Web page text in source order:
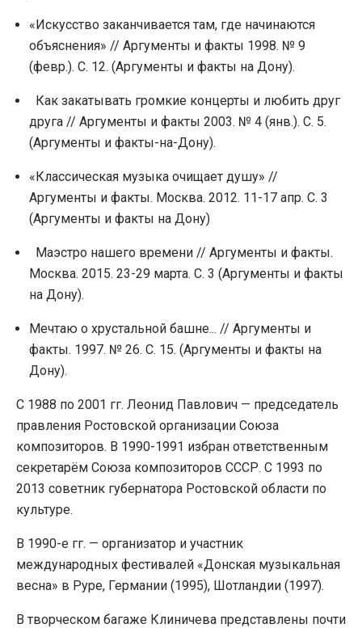
«Искусство заканчивается там, где начинаются
объяснения» // Аргументы и факты 1998. № 9
(февp.). С. 12. (Аргументы и факты на Дону).
Как закатывать громкие концерты и любить друг
друга // Аргументы и факты 2003. № 4 (янв.). С. 5.
(Аргументы и факты-на-Дону).
«Классическая музыка очищает душу» //
Аргументы и факты. Москва. 2012. 11-17 апр. С. 3
(Аргументы и факты на Дону)
Маэстро нашего времени // Аргументы и факты.
Москва. 2015. 23-29 марта. С. 3 (Аргументы и факты
на Дону).
Мечтаю о хрустальной башне... // Аргументы и
факты. 1997. № 26. С. 15. (Аргументы и факты на
Дону).
С 1988 по 2001 гг. Леонид Павлович — председатель
правления Ростовской организации Союза
композиторов. В 1990-1991 избран ответственным
секретарём Союза композиторов СССР. С 1993 по
2013 советник губернатора Ростовской области по
культуре.
В 1990-е гг. — организатор и участник
международных фестивалей «Донская музыкальная
весна» в Руре, Германии (1995), Шотландии (1997).
В творческом багаже Клиничева представлены почти